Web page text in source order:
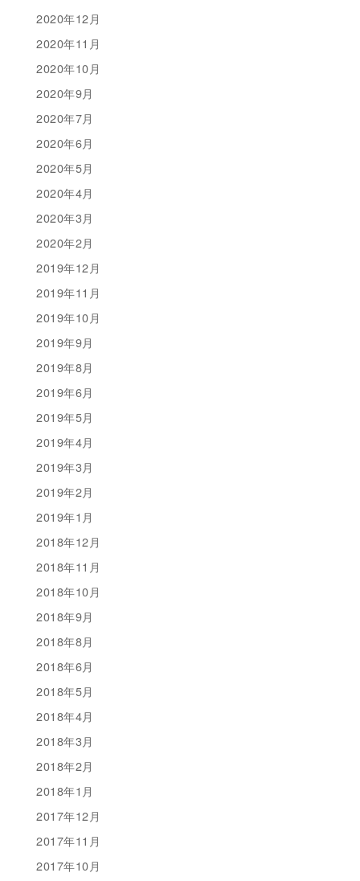
2020年12月
2020年11月
2020年10月
2020年9月
2020年7月
2020年6月
2020年5月
2020年4月
2020年3月
2020年2月
2019年12月
2019年11月
2019年10月
2019年9月
2019年8月
2019年6月
2019年5月
2019年4月
2019年3月
2019年2月
2019年1月
2018年12月
2018年11月
2018年10月
2018年9月
2018年8月
2018年6月
2018年5月
2018年4月
2018年3月
2018年2月
2018年1月
2017年12月
2017年11月
2017年10月